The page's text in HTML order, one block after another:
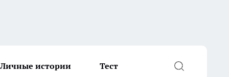
Личные истории Тест